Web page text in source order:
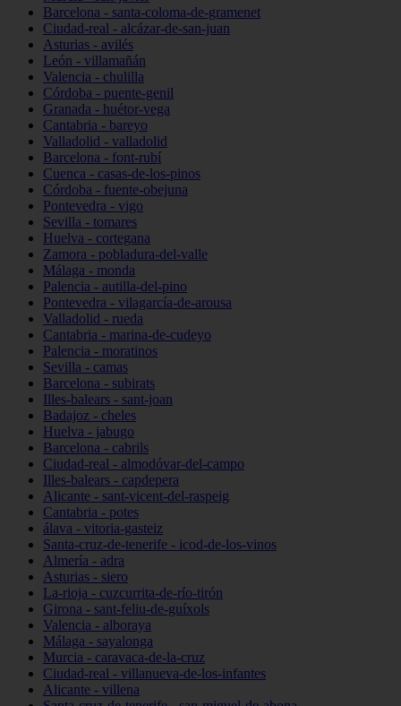
Barcelona - santa-coloma-de-gramenet
Ciudad-real - alcázar-de-san-juan
Asturias - avilés
León - villamañán
Valencia - chulilla
Córdoba - puente-genil
Granada - huétor-vega
Cantabria - bareyo
Valladolid - valladolid
Barcelona - font-rubí
Cuenca - casas-de-los-pinos
Córdoba - fuente-obejuna
Pontevedra - vigo
Sevilla - tomares
Huelva - cortegana
Zamora - pobladura-del-valle
Málaga - monda
Palencia - autilla-del-pino
Pontevedra - vilagarcía-de-arousa
Valladolid - rueda
Cantabria - marina-de-cudeyo
Palencia - moratinos
Sevilla - camas
Barcelona - subirats
Illes-balears - sant-joan
Badajoz - cheles
Huelva - jabugo
Barcelona - cabrils
Ciudad-real - almodóvar-del-campo
Illes-balears - capdepera
Alicante - sant-vicent-del-raspeig
Cantabria - potes
álava - vitoria-gasteiz
Santa-cruz-de-tenerife - icod-de-los-vinos
Almería - adra
Asturias - siero
La-rioja - cuzcurrita-de-río-tirón
Girona - sant-feliu-de-guíxols
Valencia - alboraya
Málaga - sayalonga
Murcia - caravaca-de-la-cruz
Ciudad-real - villanueva-de-los-infantes
Alicante - villena